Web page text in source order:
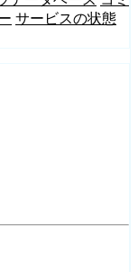
サービスの状態